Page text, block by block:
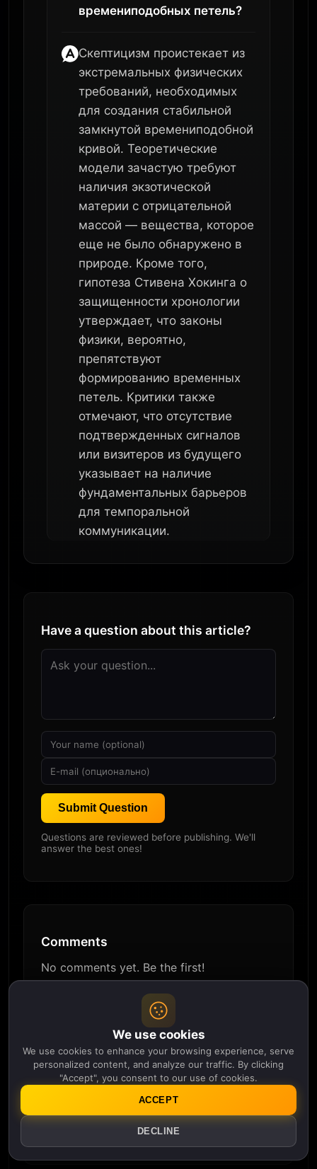
времениподобных петель?
Скептицизм проистекает из
экстремальных физических
требований, необходимых
для создания стабильной
замкнутой времениподобной
кривой. Теоретические
модели зачастую требуют
наличия экзотической
материи с отрицательной
массой — вещества, которое
еще не было обнаружено в
природе. Кроме того,
гипотеза Стивена Хокинга о
защищенности хронологии
утверждает, что законы
физики, вероятно,
препятствуют
формированию временных
петель. Критики также
отмечают, что отсутствие
подтвержденных сигналов
или визитеров из будущего
указывает на наличие
фундаментальных барьеров
для темпоральной
коммуникации.
Have a question about this article?
Submit Question
Questions are reviewed before publishing. We'll
answer the best ones!
Comments
No comments yet. Be the first!
Submit Comment
We use cookies
We use cookies to enhance your browsing experience, serve
personalized content, and analyze our traffic. By clicking
"Accept", you consent to our use of cookies.
DECLINE
ACCEPT